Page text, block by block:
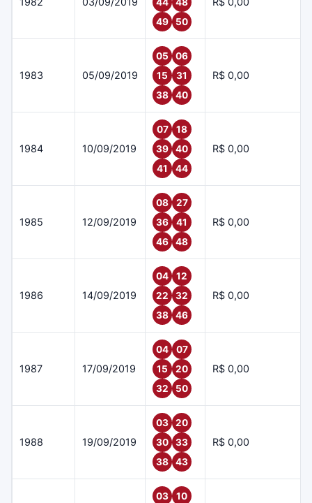
49
50
1983 05/09/2019
05
06
15
31
38
40
R$ 0,00
1984 10/09/2019
07
18
39
40
41
44
R$ 0,00
1985 12/09/2019
08
27
36
41
46
48
R$ 0,00
1986 14/09/2019
04
12
22
32
38
46
R$ 0,00
1987 17/09/2019
04
07
15
20
32
50
R$ 0,00
1988 19/09/2019
03
20
30
33
38
43
R$ 0,00
03
10